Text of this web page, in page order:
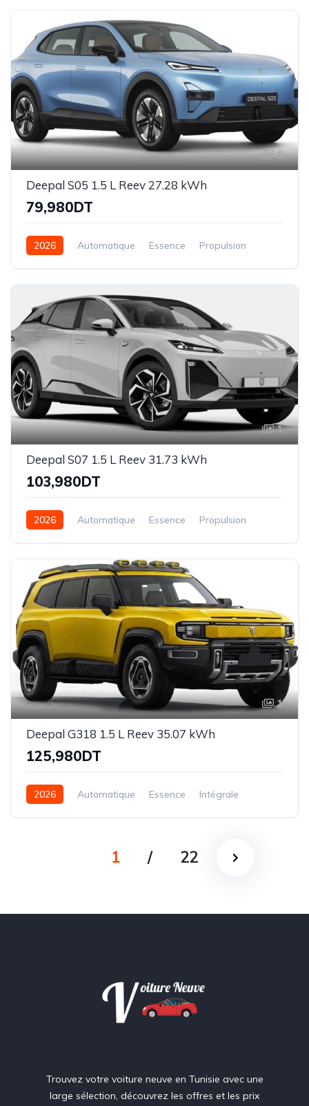
1
Deepal S05 1.5 L Reev 27.28 kWh
79,980DT
2026 Automatique Essence Propulsion
1
Deepal S07 1.5 L Reev 31.73 kWh
103,980DT
2026 Automatique Essence Propulsion
1
Deepal G318 1.5 L Reev 35.07 kWh
125,980DT
2026 Automatique Essence Intégrale
1 / 22
Trouvez votre voiture neuve en Tunisie avec une
large sélection, découvrez les offres et les prix